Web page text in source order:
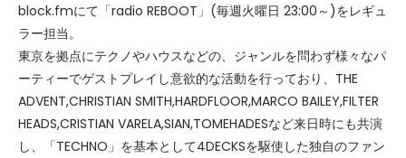
block.fmにて「radio REBOOT」(毎週火曜日 23:00～)をレギュ
ラー担当。
東京を拠点にテクノやハウスなどの、ジャンルを問わず様々なパ
ーティーでゲストプレイし意欲的な活動を行っており、THE
ADVENT,CHRISTIAN SMITH,HARDFLOOR,MARCO BAILEY,FILTER
HEADS,CRISTIAN VARELA,SIAN,TOMEHADESなど来日時にも共演
し、「TECHNO」を基本として4DECKSを駆使した独自のファン